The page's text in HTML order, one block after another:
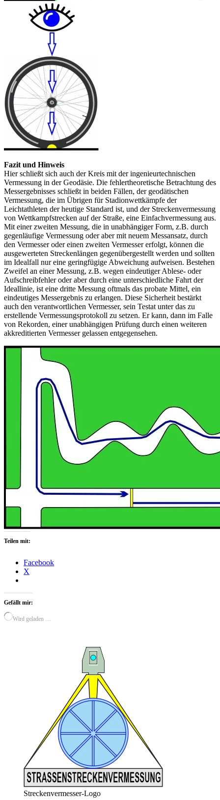
Fazit und Hinweis
Hier schließt sich auch der Kreis mit der ingenieurtechnischen
Vermessung in der Geodäsie. Die fehlertheoretische Betrachtung des
Messergebnisses schließt in beiden Fällen, der geodätischen
Vermessung, die im Übrigen für Stadionwettkämpfe der
Leichtathleten der heutige Standard ist, und der Streckenvermessung
von Wettkampfstrecken auf der Straße, eine Einfachvermessung aus.
Mit einer zweiten Messung, die in unabhängiger Form, z.B. durch
gegenläufige Vermessung oder aber mit neuem Messansatz, durch
den Vermesser oder einen zweiten Vermesser erfolgt, können die
ausgewerteten Streckenlängen gegenübergestellt werden und sollten
im Idealfall nur eine geringfügige Abweichung aufweisen. Bestehen
Zweifel an einer Messung, z.B. wegen eindeutiger Ablese- oder
Aufschreibfehler oder aber durch eine unterschiedliche Fahrt der
Ideallinie, ist eine dritte Messung oftmals das probate Mittel, ein
eindeutiges Messergebnis zu erlangen. Diese Sicherheit bestärkt
auch den verantwortlichen Vermesser, sein Testat unter das zu
erstellende Vermessungsprotokoll zu setzen. Er kann, dann im Falle
von Rekorden, einer unabhängigen Prüfung durch einen weiteren
akkreditierten Vermesser gelassen entgegensehen.
Teilen mit:
Facebook
X
Gefällt mir:
Wird geladen …
Streckenvermesser-Logo